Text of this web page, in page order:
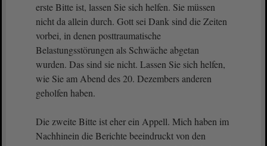
erste Bitte ist, lassen Sie sich helfen. Sie müssen
nicht da allein durch. Gott sei Dank sind die Zeiten
vorbei, in denen posttraumatische
Belastungsstörungen als Schwäche abgetan
wurden. Das sind sie nicht. Lassen Sie sich helfen,
wie Sie am Abend des 20. Dezembers anderen
geholfen haben.
Die zweite Bitte ist eher ein Appell. Mich haben im
Nachhinein die Berichte beeindruckt von den